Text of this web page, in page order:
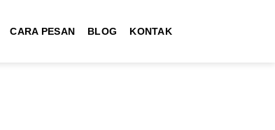
CARA PESAN BLOG KONTAK